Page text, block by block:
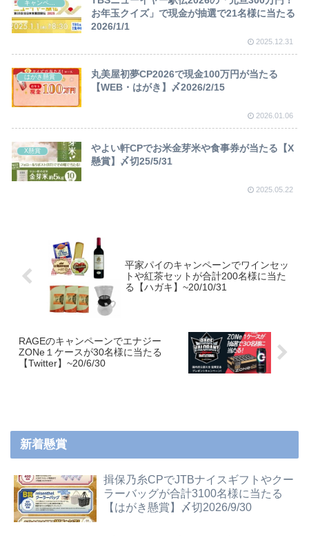
お年玉クイズ」で現金が抽選で21名様に当たる
2026/1/1
2025.12.31
はがき懸賞
丸美屋初夢CP2026で現金100万円が当たる
【WEB・はがき】〆2026/2/15
2026.01.06
X懸賞
やよい軒CPでお米金芽米や食事券が当たる【X
懸賞】〆切25/5/31
2025.05.22
平家パイのキャンペーンでワインセッ
トや紅茶セットが合計200名様に当た
る【ハガキ】~20/10/31
RAGEのキャンペーンでエナジー
ZONe１ケースが30名様に当たる
【Twitter】~20/6/30
新着懸賞
揖保乃糸CPでJTBナイスギフトやクー
ラーバッグが合計3100名様に当たる
【はがき懸賞】〆切2026/9/30